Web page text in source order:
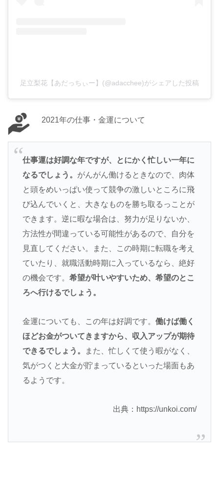
足立梨花【あだっちぃー】(@adacchee)がシェアした投稿
2021年の仕事・金運について
仕事運は好調な年ですが、とにかく忙しい一年に
なるでしょう。 がんがん働けるときなので、肉体
と頭をめいっぱい使って競争の激しいところに飛
び込んでいくと、大きなものを勝ち取るっことが
できます。逆に暇な場合は、努力が足りないか、
方法性が間違っている可能性があるので、自分を
見直してください。また、この時期に転職を考え
ていたり、就職活動時期に入っているなら、絶好
の機会です。 希望が叶いやすいため、希望のとこ
ろへ行けるでしょう。
金運についても、この年は好調です。 働けば働く
ほどお金がついてきますから、収入アップが期待
できるでしょう。
また、忙しくて使う暇がなく、
気がつくと大金が貯まっているといった場面もあ
るようです。
出典：https://unkoi.com/